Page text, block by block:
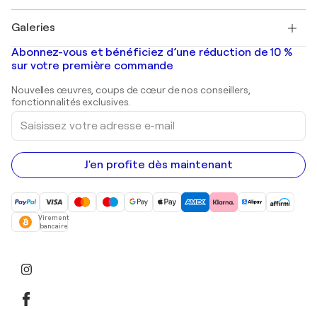
Banksy
Mr. Brainwash
Shepard Fairey
Tableaux abstraits à vendre
Peintures de paysage
Estampes
Peintures acryliques
Galeries
Galeries d'art en France
Galeries d'art en Belgique
Abonnez-vous et bénéficiez d’une réduction de 10 %
sur votre première commande
Nouvelles œuvres, coups de cœur de nos conseillers,
fonctionnalités exclusives.
Saisissez
votre
adresse
e-
mail
J'en profite dès maintenant
Virement
bancaire